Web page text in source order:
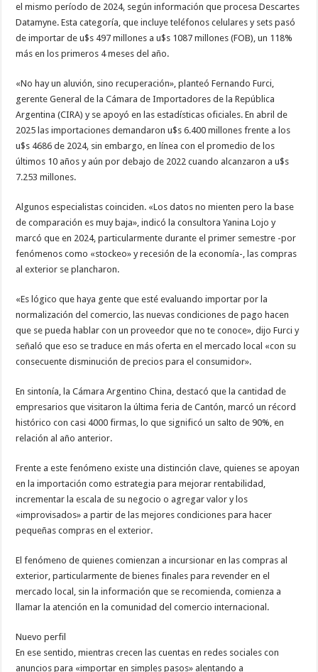
el mismo período de 2024, según información que procesa Descartes
Datamyne. Esta categoría, que incluye teléfonos celulares y sets pasó
de importar de u$s 497 millones a u$s 1087 millones (FOB), un 118%
más en los primeros 4 meses del año.
«No hay un aluvión, sino recuperación», planteó Fernando Furci,
gerente General de la Cámara de Importadores de la República
Argentina (CIRA) y se apoyó en las estadísticas oficiales. En abril de
2025 las importaciones demandaron u$s 6.400 millones frente a los
u$s 4686 de 2024, sin embargo, en línea con el promedio de los
últimos 10 años y aún por debajo de 2022 cuando alcanzaron a u$s
7.253 millones.
Algunos especialistas coinciden. «Los datos no mienten pero la base
de comparación es muy baja», indicó la consultora Yanina Lojo y
marcó que en 2024, particularmente durante el primer semestre -por
fenómenos como «stockeo» y recesión de la economía-, las compras
al exterior se plancharon.
«Es lógico que haya gente que esté evaluando importar por la
normalización del comercio, las nuevas condiciones de pago hacen
que se pueda hablar con un proveedor que no te conoce», dijo Furci y
señaló que eso se traduce en más oferta en el mercado local «con su
consecuente disminución de precios para el consumidor».
En sintonía, la Cámara Argentino China, destacó que la cantidad de
empresarios que visitaron la última feria de Cantón, marcó un récord
histórico con casi 4000 firmas, lo que significó un salto de 90%, en
relación al año anterior.
Frente a este fenómeno existe una distinción clave, quienes se apoyan
en la importación como estrategia para mejorar rentabilidad,
incrementar la escala de su negocio o agregar valor y los
«improvisados» a partir de las mejores condiciones para hacer
pequeñas compras en el exterior.
El fenómeno de quienes comienzan a incursionar en las compras al
exterior, particularmente de bienes finales para revender en el
mercado local, sin la información que se recomienda, comienza a
llamar la atención en la comunidad del comercio internacional.
Nuevo perfil
En ese sentido, mientras crecen las cuentas en redes sociales con
anuncios para «importar en simples pasos» alentando a